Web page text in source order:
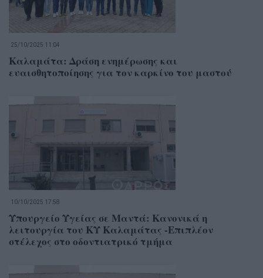
25/10/2025 11:04
Καλαμάτα: Δράση ενημέρωσης και
ευαισθητοποίησης για τον καρκίνο του μαστού
10/10/2025 17:58
Υπουργείο Υγείας σε Μαντά: Κανονικά η
λειτουργία του ΚΥ Καλαμάτας -Επιπλέον
στέλεχος στο οδοντιατρικό τμήμα